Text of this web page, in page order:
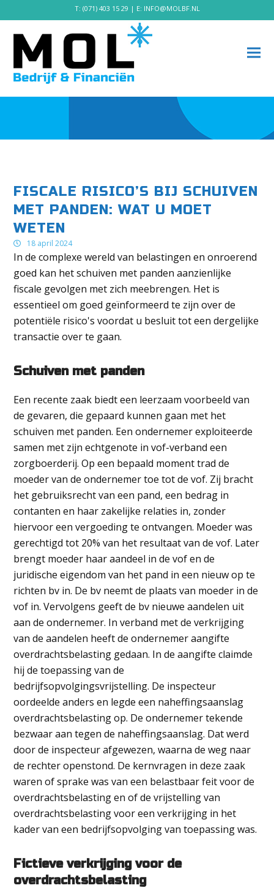
T: (071) 403 15 29 | E: INFO@MOLBF.NL
FISCALE RISICO’S BIJ SCHUIVEN
MET PANDEN: WAT U MOET
WETEN
18 april 2024
In de complexe wereld van belastingen en onroerend
goed kan het schuiven met panden aanzienlijke
fiscale gevolgen met zich meebrengen. Het is
essentieel om goed geïnformeerd te zijn over de
potentiële risico's voordat u besluit tot een dergelijke
transactie over te gaan.
Schuiven met panden
Een recente zaak biedt een leerzaam voorbeeld van
de gevaren, die gepaard kunnen gaan met het
schuiven met panden. Een ondernemer exploiteerde
samen met zijn echtgenote in vof-verband een
zorgboerderij. Op een bepaald moment trad de
moeder van de ondernemer toe tot de vof. Zij bracht
het gebruiksrecht van een pand, een bedrag in
contanten en haar zakelijke relaties in, zonder
hiervoor een vergoeding te ontvangen. Moeder was
gerechtigd tot 20% van het resultaat van de vof. Later
brengt moeder haar aandeel in de vof en de
juridische eigendom van het pand in een nieuw op te
richten bv in. De bv neemt de plaats van moeder in de
vof in. Vervolgens geeft de bv nieuwe aandelen uit
aan de ondernemer. In verband met de verkrijging
van de aandelen heeft de ondernemer aangifte
overdrachtsbelasting gedaan. In de aangifte claimde
hij de toepassing van de
bedrijfsopvolgingsvrijstelling. De inspecteur
oordeelde anders en legde een naheffingsaanslag
overdrachtsbelasting op. De ondernemer tekende
bezwaar aan tegen de naheffingsaanslag. Dat werd
door de inspecteur afgewezen, waarna de weg naar
de rechter openstond. De kernvragen in deze zaak
waren of sprake was van een belastbaar feit voor de
overdrachtsbelasting en of de vrijstelling van
overdrachtsbelasting voor een verkrijging in het
kader van een bedrijfsopvolging van toepassing was.
Fictieve verkrijging voor de
overdrachtsbelasting